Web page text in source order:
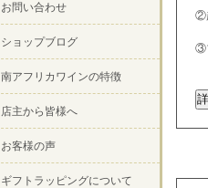
②
③
お問い合わせ
ショップブログ
南アフリカワインの特徴
店主から皆様へ
お客様の声
ギフトラッピングについて